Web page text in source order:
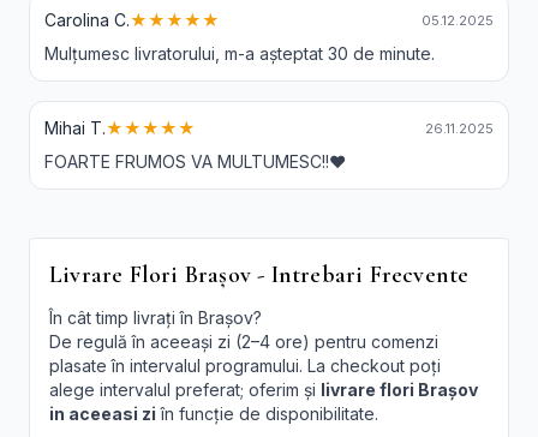
Carolina C.★★★★★ 05.12.2025
Mulțumesc livratorului, m-a așteptat 30 de minute.
Mihai T.★★★★★ 26.11.2025
FOARTE FRUMOS VA MULTUMESC!!❤️
Livrare Flori Brașov - Intrebari Frecvente
În cât timp livrați în Brașov?
De regulă în aceeași zi (2–4 ore) pentru comenzi
plasate în intervalul programului. La checkout poți
alege intervalul preferat; oferim și livrare flori Brașov
in aceeasi zi în funcție de disponibilitate.